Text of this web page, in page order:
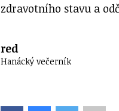
zdravotního stavu a
red
Hanácký večerník